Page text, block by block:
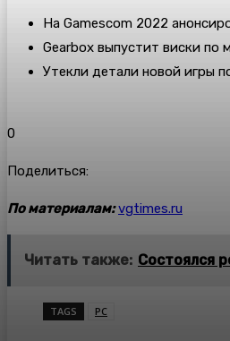
На Gamescom 2022
Gearbox выпустит виски по
Утекли детали новой игры
0
Поделиться:
По материалам: vgtimes.ru
Читать также: Состоялся
TAGS PC